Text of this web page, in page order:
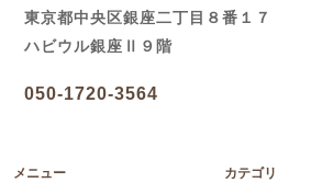
東京都中央区銀座二丁目８番１７
ハビウル銀座Ⅱ９階
050-1720-3564
メニュー カテゴリ